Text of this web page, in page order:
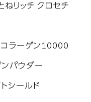
ねリッチ クロセチ
コラーゲン10000
ンパウダー
シールド